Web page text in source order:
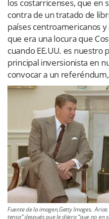
los costarricenses, que en
contra de un tratado de
países centroamericanos
que era una locura que
cuando EE.UU. es nuestro
principal inversionista en
convocar a un
Fuente de la imagen,Getty Images.
tensa” después que le dijera “que no